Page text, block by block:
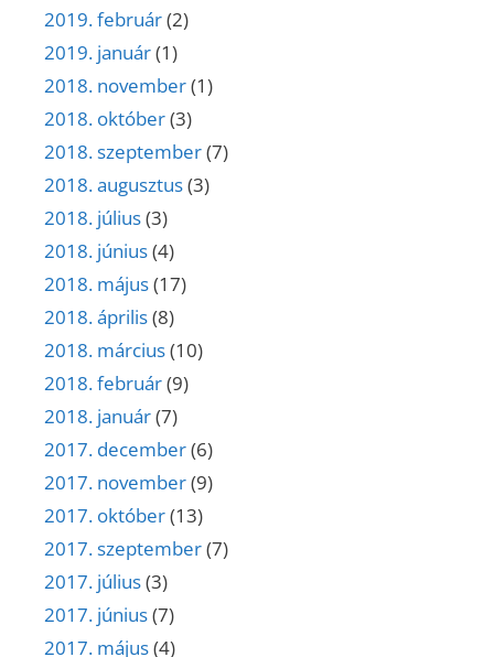
2019. február(2)
2019. január(1)
2018. november(1)
2018. október(3)
2018. szeptember(7)
2018. augusztus(3)
2018. július(3)
2018. június(4)
2018. május(17)
2018. április(8)
2018. március(10)
2018. február(9)
2018. január(7)
2017. december(6)
2017. november(9)
2017. október(13)
2017. szeptember(7)
2017. július(3)
2017. június(7)
2017. május(4)